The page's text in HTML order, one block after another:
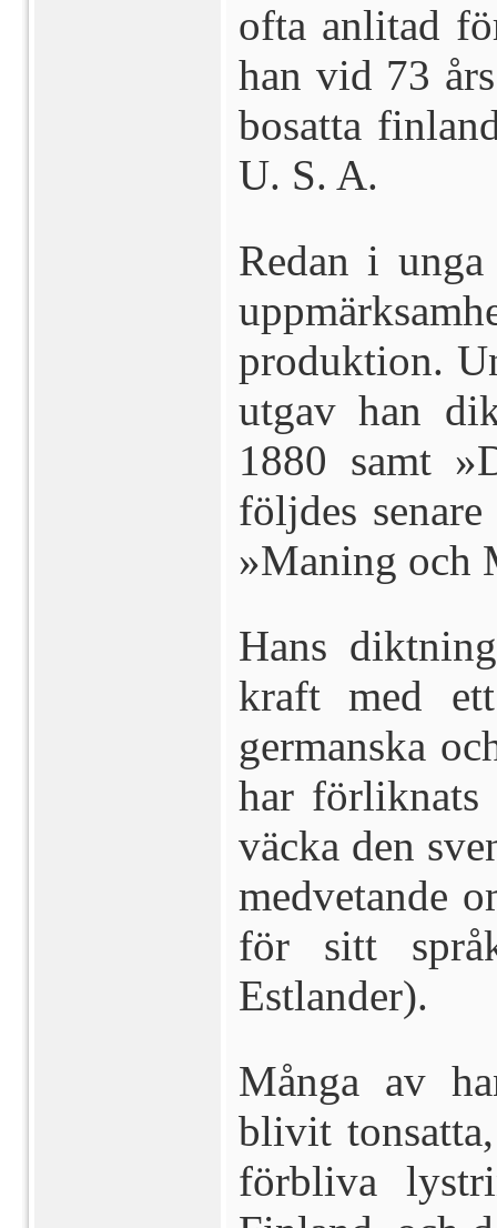
ofta anlitad
han vid 73
bosatta
U. S. A.
Redan i
produktion.
utgav han
1880 samt
följdes
»Maning och
Hans
kraft med
germanska
har förliknats
väcka den
medvetande
för sitt
Estlander).
Många av
blivit
förbliva